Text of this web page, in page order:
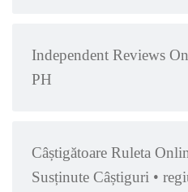
Independent Reviews
PH
Câștigătoare Ruleta
Susținute Câștiguri •